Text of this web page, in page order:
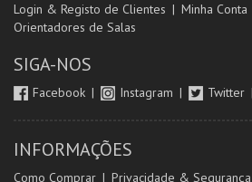
Login & Registo de Clientes Minha Conta
Orientadores de Salas
SIGA-NOS
Facebook Instagram Twitter
INFORMAÇÕES
Como Comprar Privacidade & Segurança